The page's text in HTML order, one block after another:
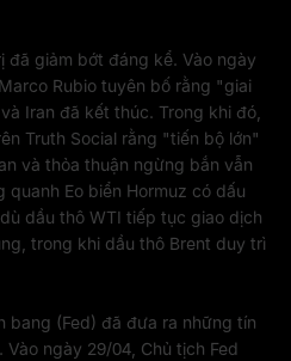
giảm bớt đáng kể. Vào ngày
Rubio tuyên bố rằng "giai
Iran đã kết thúc. Trong khi đó,
Truth Social rằng "tiến bộ lớn"
và thỏa thuận ngừng bắn vẫn
Eo biển Hormuz có dấu
dầu thô WTI tiếp tục giao dịch
trong khi dầu thô Brent duy trì
bang (Fed) đã đưa ra những tín
ngày 29/04, Chủ tịch Fed